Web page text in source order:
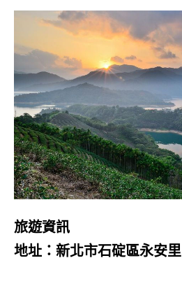
旅遊資訊
地址： 新北市石碇區永安里